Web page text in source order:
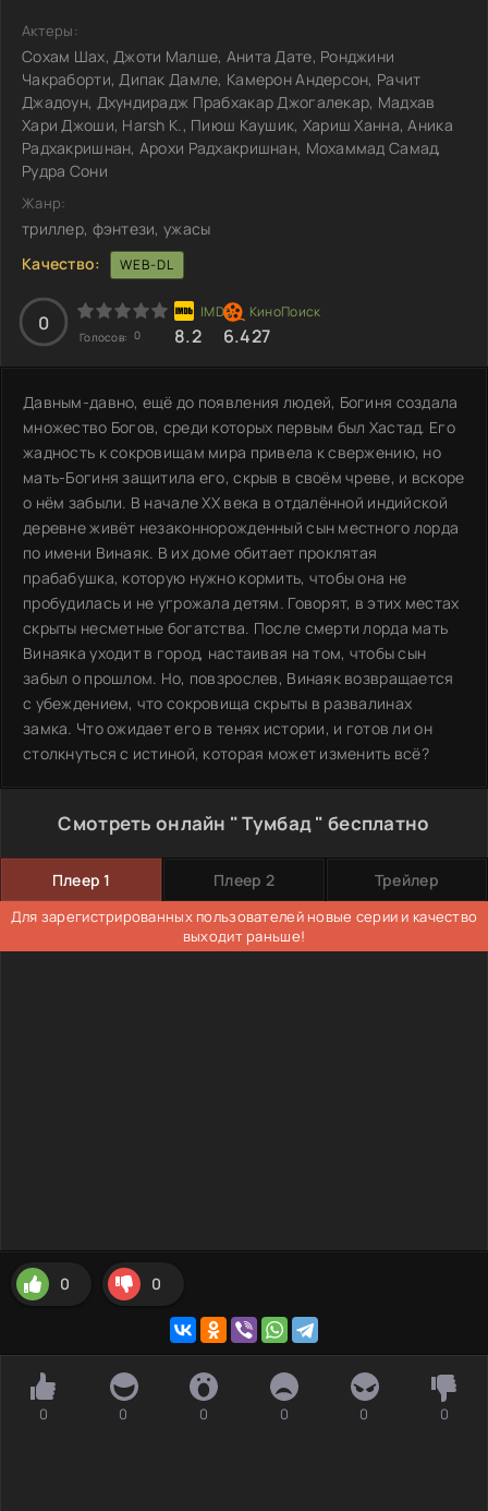
Актеры:
Сохам Шах, Джоти Малше, Анита Дате, Ронджини
Чакраборти, Дипак Дамле, Камерон Андерсон, Рачит
Джадоун, Дхундирадж Прабхакар Джогалекар, Мадхав
Хари Джоши, Harsh K., Пиюш Каушик, Хариш Ханна, Аника
Радхакришнан, Арохи Радхакришнан, Мохаммад Самад,
Рудра Сони
Жанр:
триллер, фэнтези, ужасы
Качество:
WEB-DL
0
Голосов: 0 8.2 6.427
Давным-давно, ещё до появления людей, Богиня создала
множество Богов, среди которых первым был Хастад. Его
жадность к сокровищам мира привела к свержению, но
мать-Богиня защитила его, скрыв в своём чреве, и вскоре
о нём забыли. В начале XX века в отдалённой индийской
деревне живёт незаконнорожденный сын местного лорда
по имени Винаяк. В их доме обитает проклятая
прабабушка, которую нужно кормить, чтобы она не
пробудилась и не угрожала детям. Говорят, в этих местах
скрыты несметные богатства. После смерти лорда мать
Винаяка уходит в город, настаивая на том, чтобы сын
забыл о прошлом. Но, повзрослев, Винаяк возвращается
с убеждением, что сокровища скрыты в развалинах
замка. Что ожидает его в тенях истории, и готов ли он
столкнуться с истиной, которая может изменить всё?
Смотреть онлайн " Тумбад " бесплатно
Плеер 1 Плеер 2 Трейлер
Для зарегистрированных пользователей новые серии и качество
выходит раньше!
0 0
0 0 0 0 0 0